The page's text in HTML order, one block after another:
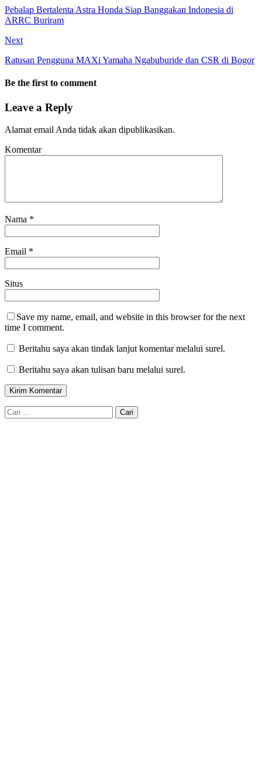
Pebalap Bertalenta Astra Honda Siap Banggakan Indonesia di
ARRC Buriram
Next
Ratusan Pengguna MAXi Yamaha Ngabuburide dan CSR di Bogor
Be the first to comment
Leave a Reply
Alamat email Anda tidak akan dipublikasikan.
Komentar
Nama *
Email *
Situs
Save my name, email, and website in this browser for the next
time I comment.
Beritahu saya akan tindak lanjut komentar melalui surel.
Beritahu saya akan tulisan baru melalui surel.
Cari
untuk: